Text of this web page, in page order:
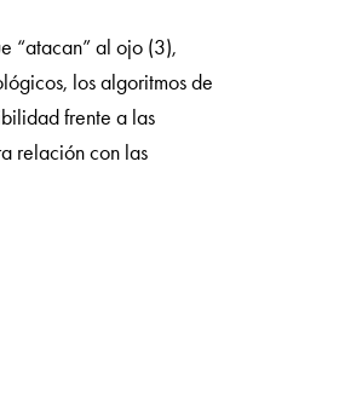
“atacan” al ojo (3),
los algoritmos de
frente a las
relación con las